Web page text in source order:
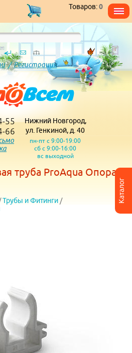
Каталог
Товаров:0
/Регистрация
55
66
Нижний Новгород,
ул. Генкиной, д. 40
пн-пт с 9:00-19:00
сб с 9:00-16:00
вс выходной
труба ProAqua Опора
Трубы и Фитинги /